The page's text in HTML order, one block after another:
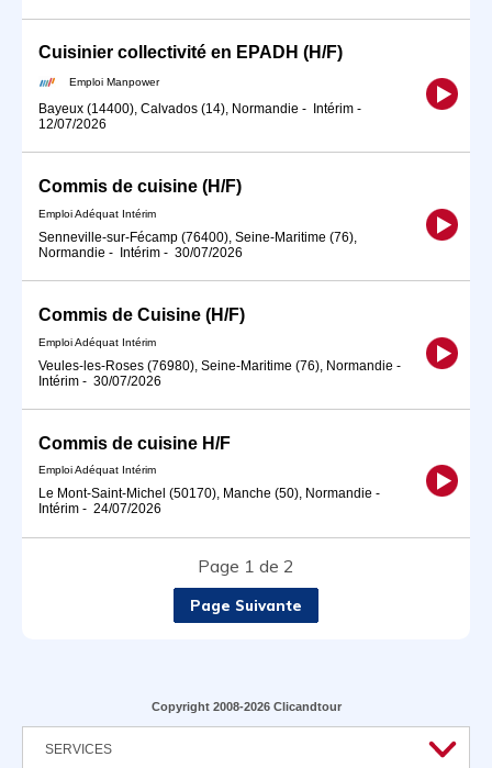
Cuisinier collectivité en EPADH (H/F)
Emploi Manpower
Bayeux (14400), Calvados (14), Normandie - Intérim -
12/07/2026
Commis de cuisine (H/F)
Emploi Adéquat Intérim
Senneville-sur-Fécamp (76400), Seine-Maritime (76),
Normandie - Intérim - 30/07/2026
Commis de Cuisine (H/F)
Emploi Adéquat Intérim
Veules-les-Roses (76980), Seine-Maritime (76), Normandie -
Intérim - 30/07/2026
Commis de cuisine H/F
Emploi Adéquat Intérim
Le Mont-Saint-Michel (50170), Manche (50), Normandie -
Intérim - 24/07/2026
Page 1 de 2
Page Suivante
Copyright 2008-2026 Clicandtour
SERVICES